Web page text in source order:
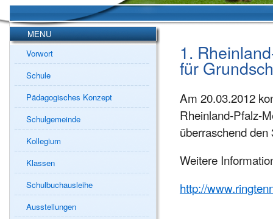
MENU
Vorwort
Schule
Pädagogisches Konzept
Schulgemeinde
Kollegium
Klassen
Schulbuchausleihe
Ausstellungen
1.
für
Am 20.03.2012
Rheinland-Pfalz-
überraschend
Weitere
http://